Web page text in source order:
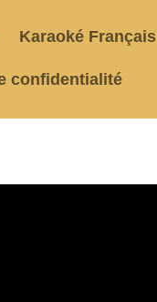
Karaoké Français
confidentialité